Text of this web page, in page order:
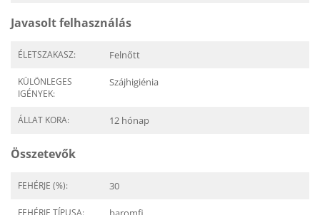
Javasolt felhasználás
ÉLETSZAKASZ: Felnőtt
KÜLÖNLEGES
IGÉNYEK:
Szájhigiénia
ÁLLAT KORA: 12 hónap
Összetevők
FEHÉRJE (%): 30
FEHÉRJE TÍPUSA: